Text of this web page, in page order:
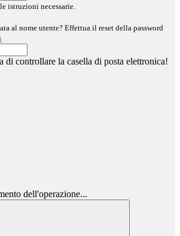
istruzioni necessarie.
al nome utente? Effettua il reset della password
di controllare la casella di posta elettronica!
dell'operazione...